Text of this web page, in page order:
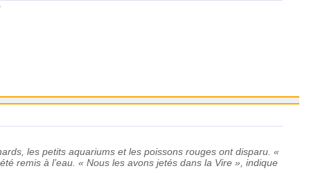
les petits aquariums et les poissons rouges ont disparu.«
remis à l’eau.« Nous les avons jetés dans la Vire », indique